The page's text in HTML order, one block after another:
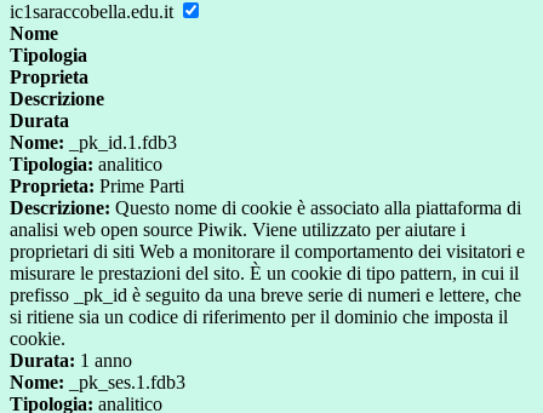
ic1saraccobella.edu.it
Nome
Tipologia
Proprieta
Descrizione
Durata
Nome: _pk_id.1.fdb3
Tipologia: analitico
Proprieta: Prime Parti
Descrizione: Questo nome di cookie è associato alla piattaforma di
analisi web open source Piwik. Viene utilizzato per aiutare i
proprietari di siti Web a monitorare il comportamento dei visitatori e
misurare le prestazioni del sito. È un cookie di tipo pattern, in cui il
prefisso _pk_id è seguito da una breve serie di numeri e lettere, che
si ritiene sia un codice di riferimento per il dominio che imposta il
cookie.
Durata: 1 anno
Nome: _pk_ses.1.fdb3
Tipologia: analitico